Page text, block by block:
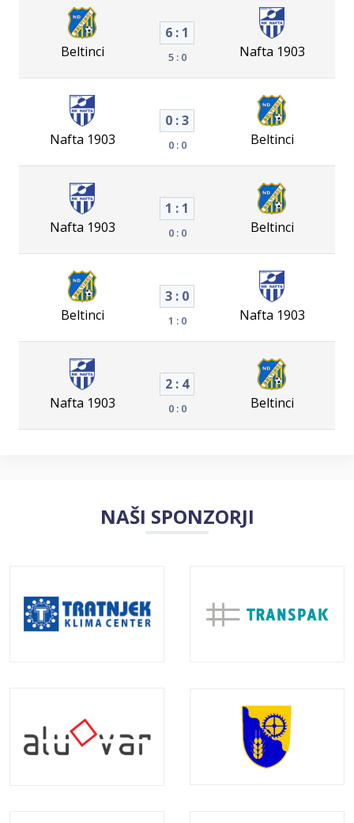
Beltinci
6 : 1
5 : 0 Nafta 1903
Nafta 1903
0 : 3
0 : 0 Beltinci
Nafta 1903
1 : 1
0 : 0 Beltinci
Beltinci
3 : 0
1 : 0 Nafta 1903
Nafta 1903
2 : 4
0 : 0 Beltinci
NAŠI SPONZORJI